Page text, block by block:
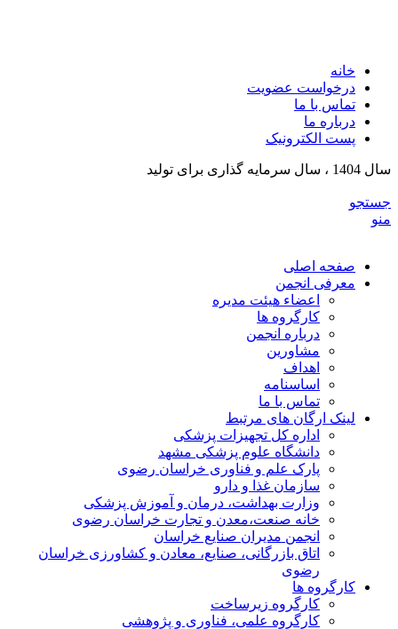
خانه
درخواست عضویت
تماس با ما
درباره ما
پست الکترونیک
سال 1404 ، سال سرمایه گذاری برای تولید
جستجو
منو
صفحه اصلی
معرفی انجمن
اعضاء هیئت مدیره
کارگروه ها
درباره انجمن
مشاورین
اهداف
اساسنامه
تماس با ما
لینک ارگان های مرتبط
اداره کل تجهیزات پزشکی
دانشگاه علوم پزشکی مشهد
پارک علم و فناوری خراسان رضوی
سازمان غذا و دارو
وزارت بهداشت، درمان و آموزش پزشکی
خانه صنعت،معدن و تجارت خراسان رضوی
انجمن مدیران صنایع خراسان
اتاق بازرگانی، صنایع، معادن و کشاورزی خراسان
رضوی
کارگروه ها
کارگروه زیرساخت
کارگروه علمی، فناوری و پژوهشی